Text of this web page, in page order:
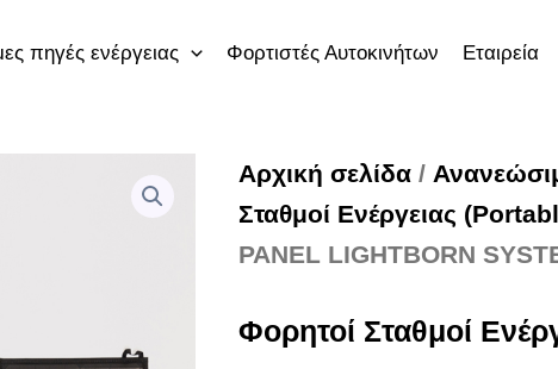
πηγές ενέργειας Φορτιστές Αυτοκινήτων Εταιρεία
Αρχική σελίδα/
Σταθμοί Ενέργειας
PANEL LIGHTBORN
Φορητοί Σταθμοί